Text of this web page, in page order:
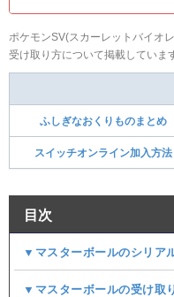
ポケモンSV(スカーレットバイオ
受け取り方について掲載していま
ふしぎなおくりものまとめ
スイッチオンライン加入方法
目次
▼マスターボールのシリア
▼マスターボールの受け取